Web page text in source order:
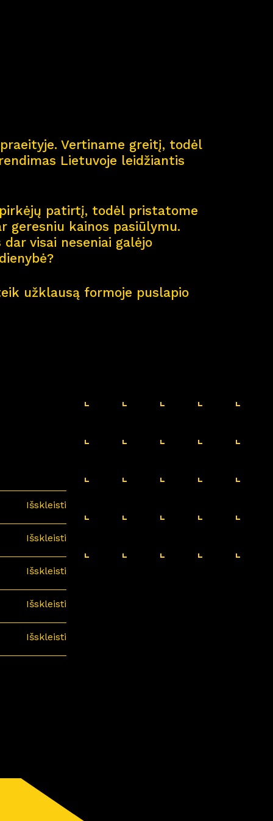
Vertiname greitį, todėl
Lietuvoje leidžiantis
patirtį, todėl pristatome
geresniu kainos pasiūlymu.
visai neseniai galėjo
užklausą formoje puslapio
Išskleisti
Išskleisti
Išskleisti
Išskleisti
Išskleisti